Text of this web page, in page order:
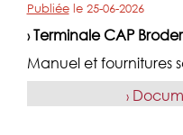
Publiéele 25-06-2026
› Terminale CAP
Manuel et fournitures
›